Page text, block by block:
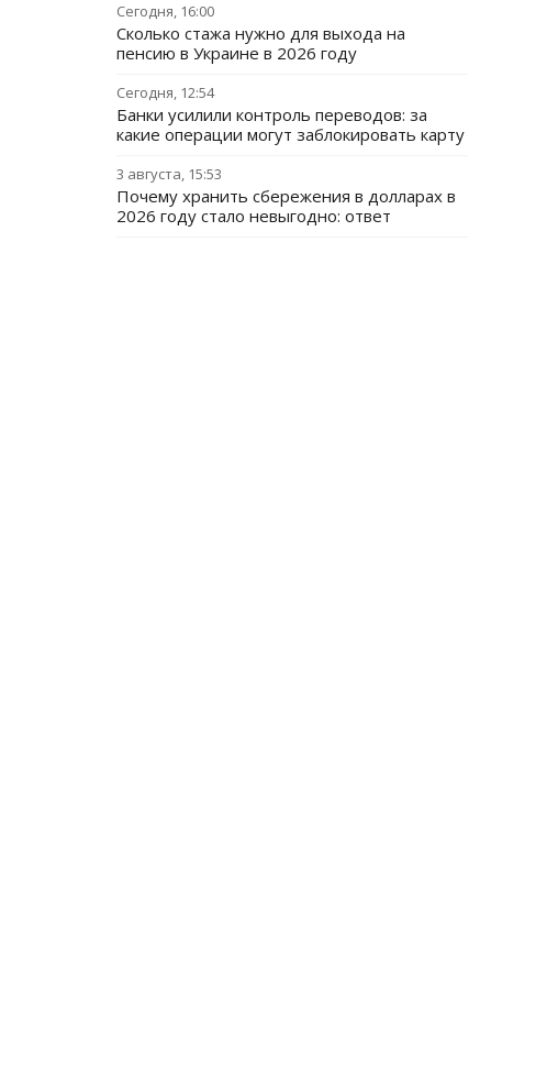
Сегодня, 16:00
Сколько стажа нужно для выхода на
пенсию в Украине в 2026 году
Сегодня, 12:54
Банки усилили контроль переводов: за
какие операции могут заблокировать карту
3 августа, 15:53
Почему хранить сбережения в долларах в
2026 году стало невыгодно: ответ